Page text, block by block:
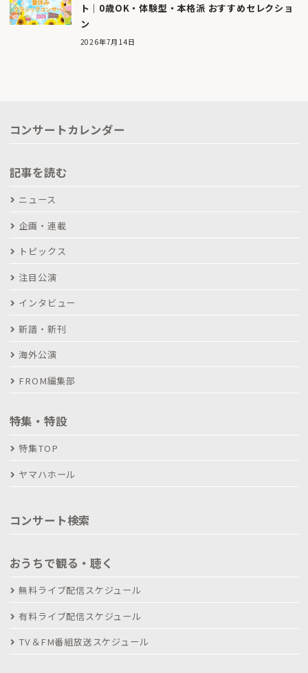
ト｜0歳OK・体験型・本格派 おすすめセレクショ
ン
2026年7月14日
コンサートカレンダー
記事を読む
ニュース
企画・連載
トピックス
注目公演
インタビュー
新譜・新刊
海外公演
FROM編集部
特集・特設
特集TOP
ヤマハホール
コンサート検索
おうちで観る・聴く
無料ライブ配信スケジュール
有料ライブ配信スケジュール
TV＆FM番組放送スケジュール